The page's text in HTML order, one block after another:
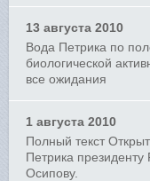
13 августа 2010
Вода Петрика по
биологической
все ожидания
1 августа 2010
Полный текст
Петрика
Осипову.